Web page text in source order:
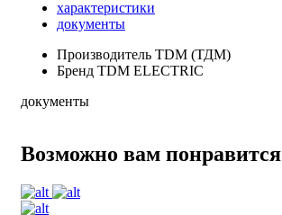
характеристики
документы
Производитель TDM (ТДМ)
Бренд TDM ELECTRIC
документы
Возможно вам понравится